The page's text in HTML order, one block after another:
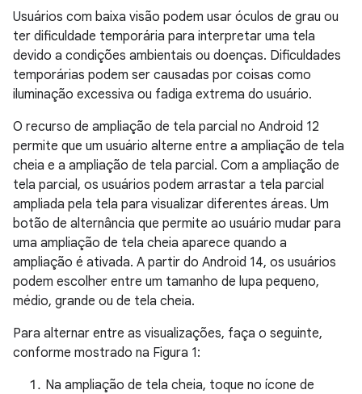
Usuários com baixa visão podem usar óculos de grau ou
ter dificuldade temporária para interpretar uma tela
devido a condições ambientais ou doenças. Dificuldades
temporárias podem ser causadas por coisas como
iluminação excessiva ou fadiga extrema do usuário.
O recurso de ampliação de tela parcial no Android 12
permite que um usuário alterne entre a ampliação de tela
cheia e a ampliação de tela parcial. Com a ampliação de
tela parcial, os usuários podem arrastar a tela parcial
ampliada pela tela para visualizar diferentes áreas. Um
botão de alternância que permite ao usuário mudar para
uma ampliação de tela cheia aparece quando a
ampliação é ativada. A partir do Android 14, os usuários
podem escolher entre um tamanho de lupa pequeno,
médio, grande ou de tela cheia.
Para alternar entre as visualizações, faça o seguinte,
conforme mostrado na Figura 1:
Na ampliação de tela cheia, toque no ícone de